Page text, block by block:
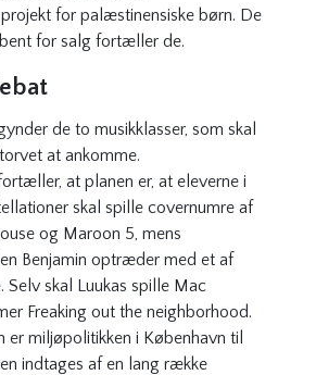
for palæstinensiske børn. De
for salg fortæller de.
de to musikklasser, som skal
at ankomme.
at planen er, at eleverne i
skal spille covernumre af
og Maroon 5, mens
Benjamin optræder med et af
Selv skal Luukas spille Mac
Freaking out the neighborhood.
er miljøpolitikken i København til
indtages af en lang række